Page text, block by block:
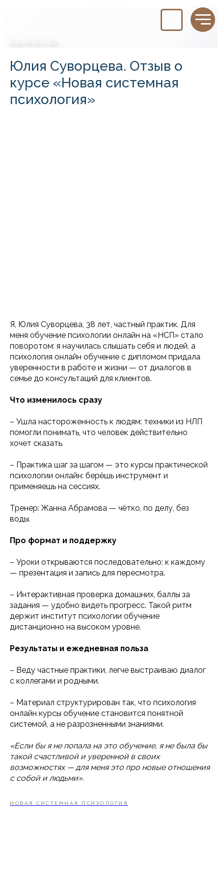
2025-08-16 17:42
Юлия Суворцева. Отзыв о
курсе «Новая системная
психология»
Я, Юлия Суворцева, 38 лет, частный практик. Для
меня обучение психологии онлайн на «НСП» стало
поворотом: я научилась слышать себя и людей, а
психология онлайн обучение с дипломом придала
уверенности в работе и жизни — от диалогов в
семье до консультаций для клиентов.
Что изменилось сразу
– Ушла настороженность к людям: техники из НЛП
помогли понимать, что человек действительно
хочет сказать.
– Практика шаг за шагом — это курсы практической
психологии онлайн: берёшь инструмент и
применяешь на сессиях.
Тренер: Жанна Абрамова — чётко, по делу, без
воды.
Про формат и поддержку
– Уроки открываются последовательно; к каждому
— презентация и запись для пересмотра.
– Интерактивная проверка домашних, баллы за
задания — удобно видеть прогресс. Такой ритм
держит институт психологии обучение
дистанционно на высоком уровне.
Результаты и ежедневная польза
– Веду частные практики, легче выстраиваю диалог
с коллегами и родными.
– Материал структурирован так, что психология
онлайн курсы обучение становится понятной
системой, а не разрозненными знаниями.
«Если бы я не попала на это обучение, я не была бы
такой счастливой и уверенной в своих
возможностях — для меня это про новые отношения
с собой и людьми».
НОВАЯ СИСТЕМНАЯ ПСИХОЛОГИЯ